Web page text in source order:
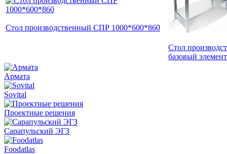
Стол производственный СПР 1000*600*860
Стол
базовый элемент
Армата
Sovital
Проектные решения
Сарапульский ЭГЗ
Foodatlas